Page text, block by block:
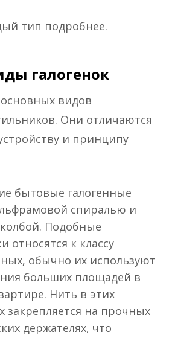
тип подробнее.
галогенок
видов
Они отличаются
и принципу
бытовые галогенные
спиралью и
Подобные
относятся к классу
обычно их используют
больших площадей в
Нить в этих
закрепляется на прочных
держателях, что